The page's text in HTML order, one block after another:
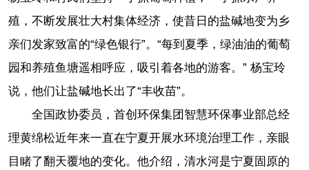
殖，不断发展壮大村集体经济，使昔日的盐碱地变为乡
亲们发家致富的“绿色银行”。“每到夏季，绿油油的葡萄
园和养殖鱼塘遥相呼应，吸引着各地的游客。” 杨宝玲
说，他们让盐碱地长出了“丰收苗”。
全国政协委员，首创环保集团智慧环保事业部总经
理黄绵松近年来一直在宁夏开展水环境治理工作，亲眼
目睹了翻天覆地的变化。他介绍，清水河是宁夏固原的